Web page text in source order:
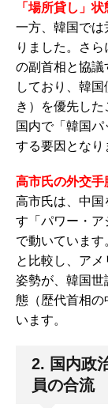
「場所貸し」
一方、韓国では
りました。さ
の副首相と協議
しており、韓
き）を優先し
国内で「韓国
する要因となり
高市氏の外交手
高市氏は、中
す「パワー・
で動いていま
と比較し、ア
姿勢が、韓国
態（歴代首相の
います。
2. 国内政
員の合流